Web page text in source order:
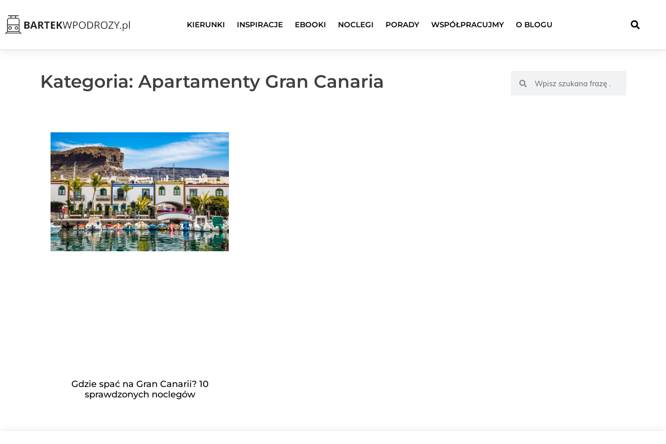
KIERUNKI INSPIRACJE EBOOKI NOCLEGI PORADY WSPÓŁPRACUJMY O BLOGU
Kategoria: Apartamenty Gran Canaria
Gdzie spać na Gran Canarii? 10
sprawdzonych noclegów